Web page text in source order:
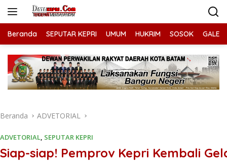
Beranda SEPUTAR KEPRI UMUM HUKRIM SOSOK
Beranda ADVETORIAL
ADVETORIAL, SEPUTAR KEPRI
Siap-siap! Pemprov Kepri Kembali